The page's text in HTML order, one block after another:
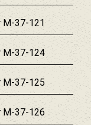
M-37-121
M-37-124
M-37-125
M-37-126